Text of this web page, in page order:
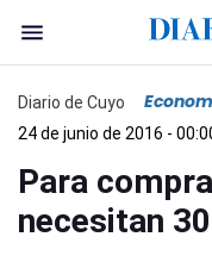
Diario de Cuyo
24 de junio de 2016 -
Para
necesitan